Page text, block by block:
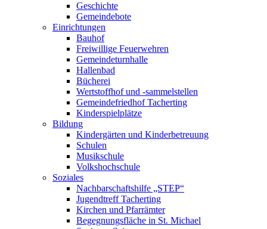
Geschichte
Gemeindebote
Einrichtungen
Bauhof
Freiwillige Feuerwehren
Gemeindeturnhalle
Hallenbad
Bücherei
Wertstoffhof und -sammelstellen
Gemeindefriedhof Tacherting
Kinderspielplätze
Bildung
Kindergärten und Kinderbetreuung
Schulen
Musikschule
Volkshochschule
Soziales
Nachbarschaftshilfe „STEP“
Jugendtreff Tacherting
Kirchen und Pfarrämter
Begegnungsfläche in St. Michael